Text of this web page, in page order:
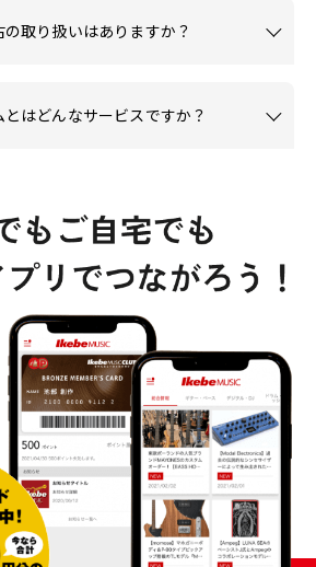
取り扱いはありますか？
はどんなサービスですか？